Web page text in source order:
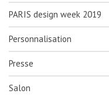
PARIS design week 2019
Personnalisation
Presse
Salon